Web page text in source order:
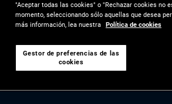
"Aceptar todas las cookies" o "Rechazar cookies no
momento, seleccionando sólo aquellas que desea
más información, lea nuestra Política de cookies
Gestor de preferencias de las
cookies